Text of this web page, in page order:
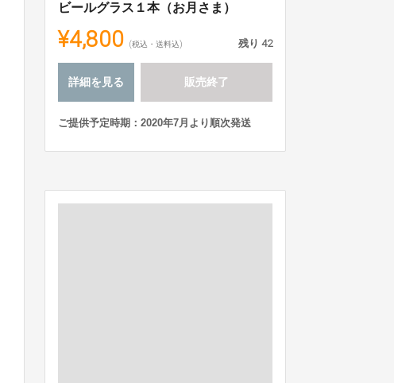
ビールグラス１本（お月さま）
¥4,800 (税込・送料込) 残り 42
詳細を見る 販売終了
ご提供予定時期：2020年7月より順次発送